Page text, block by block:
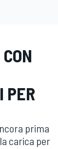
PER
prima
carica per